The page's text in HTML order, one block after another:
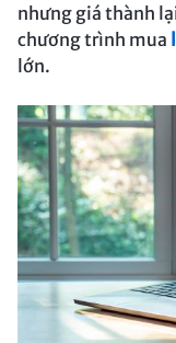
nhưng giá thành
chương trình mua
lớn.